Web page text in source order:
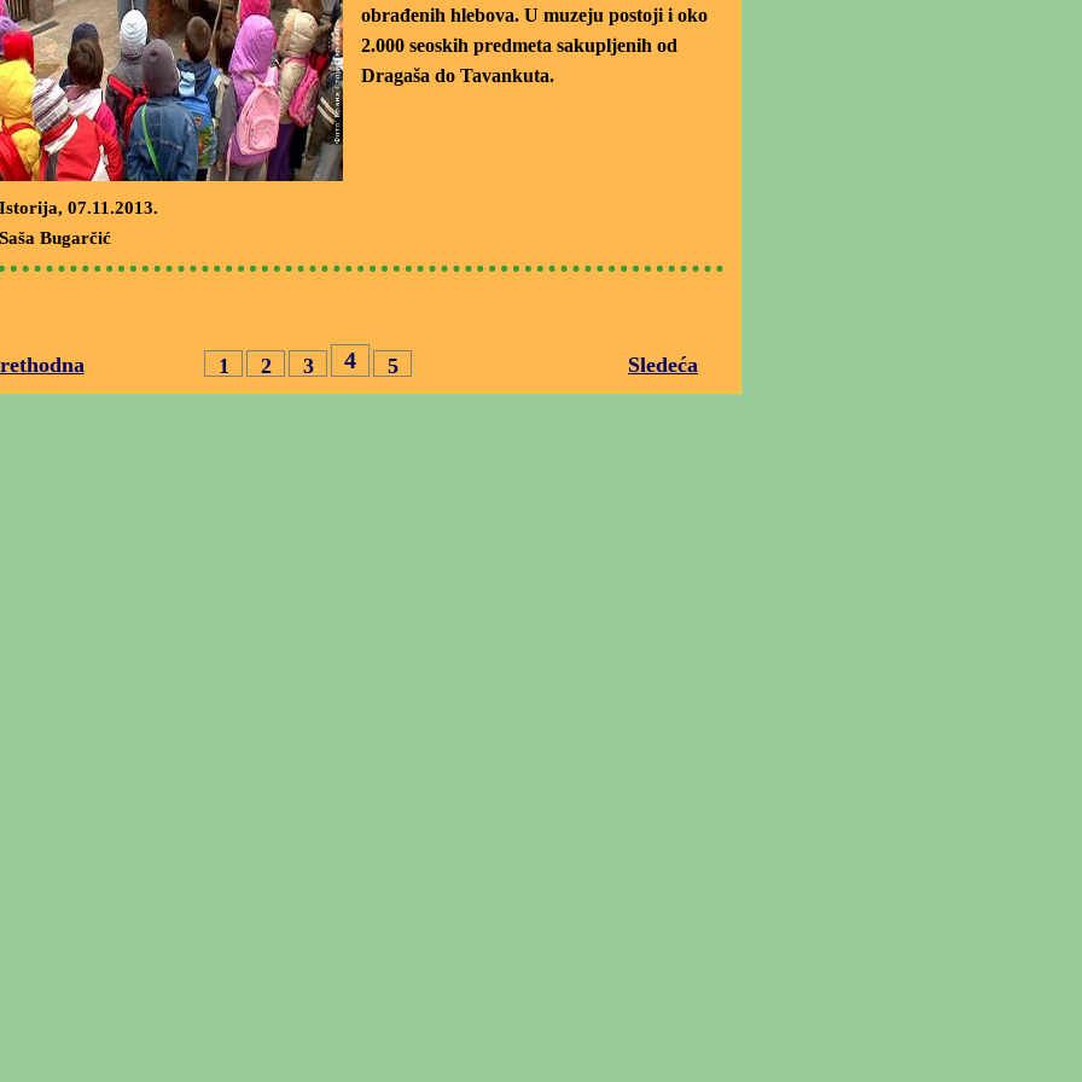
obrađenih hlebova. U muzeju postoji i oko
2.000 seoskih predmeta sakupljenih od
Dragaša do Tavankuta.
Istorija, 07.11.2013.
Saša Bugarčić
Sledeća
1 2 3 4 5